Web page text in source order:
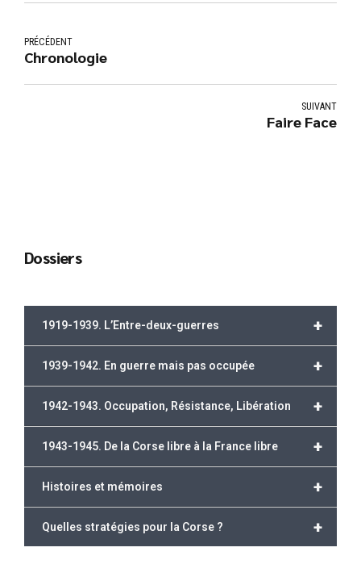
PRÉCÉDENT
Chronologie
SUIVANT
Faire Face
Dossiers
+
1919-1939. L’Entre-deux-guerres
+
1939-1942. En guerre mais pas occupée
+
1942-1943. Occupation, Résistance, Libération
+
1943-1945. De la Corse libre à la France libre
+
Histoires et mémoires
+
Quelles stratégies pour la Corse ?